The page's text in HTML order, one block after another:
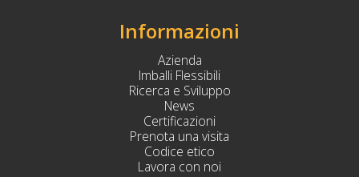
Informazioni
Azienda
Imballi Flessibili
Ricerca e Sviluppo
News
Certificazioni
Prenota una visita
Codice etico
Lavora con noi